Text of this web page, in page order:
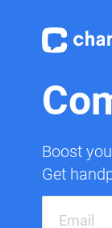
Boost
Get